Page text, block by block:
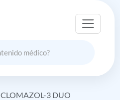
CLOMAZOL-3 DUO